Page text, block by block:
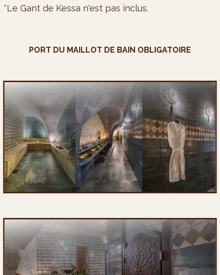
*Le Gant de Kessa n'est pas inclus.
PORT DU MAILLOT DE BAIN OBLIGATOIRE